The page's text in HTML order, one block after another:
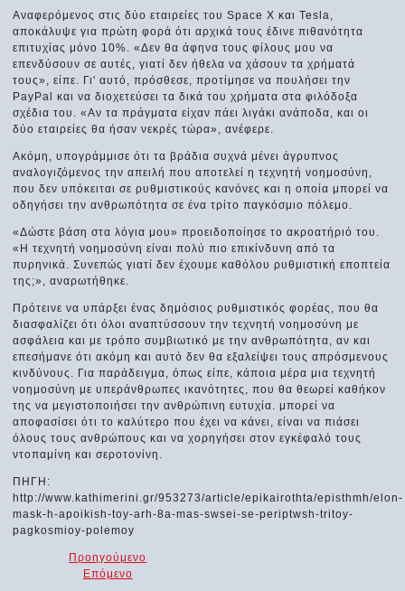
Αναφερόμενος στις δύο εταιρείες του Space X και Tesla,
αποκάλυψε για πρώτη φορά ότι αρχικά τους έδινε πιθανότητα
επιτυχίας μόνο 10%. «Δεν θα άφηνα τους φίλους μου να
επενδύσουν σε αυτές, γιατί δεν ήθελα να χάσουν τα χρήματά
τους», είπε. Γι' αυτό, πρόσθεσε, προτίμησε να πουλήσει την
PayPal και να διοχετεύσει τα δικά του χρήματα στα φιλόδοξα
σχέδια του. «Αν τα πράγματα είχαν πάει λιγάκι ανάποδα, και οι
δύο εταιρείες θα ήσαν νεκρές τώρα», ανέφερε.
Ακόμη, υπογράμμισε ότι τα βράδια συχνά μένει άγρυπνος
αναλογιζόμενος την απειλή που αποτελεί η τεχνητή νοημοσύνη,
που δεν υπόκειται σε ρυθμιστικούς κανόνες και η οποία μπορεί να
οδηγήσει την ανθρωπότητα σε ένα τρίτο παγκόσμιο πόλεμο.
«Δώστε βάση στα λόγια μου» προειδοποίησε το ακροατήριό του.
«Η τεχνητή νοημοσύνη είναι πολύ πιο επικίνδυνη από τα
πυρηνικά. Συνεπώς γιατί δεν έχουμε καθόλου ρυθμιστική εποπτεία
της;», αναρωτήθηκε.
Πρότεινε να υπάρξει ένας δημόσιος ρυθμιστικός φορέας, που θα
διασφαλίζει ότι όλοι αναπτύσσουν την τεχνητή νοημοσύνη με
ασφάλεια και με τρόπο συμβιωτικό με την ανθρωπότητα, αν και
επεσήμανε ότι ακόμη και αυτό δεν θα εξαλείψει τους απρόσμενους
κινδύνους. Για παράδειγμα, όπως είπε, κάποια μέρα μια τεχνητή
νοημοσύνη με υπεράνθρωπες ικανότητες, που θα θεωρεί καθήκον
της να μεγιστοποιήσει την ανθρώπινη ευτυχία. μπορεί να
αποφασίσει ότι το καλύτερο που έχει να κάνει, είναι να πιάσει
όλους τους ανθρώπους και να χορηγήσει στον εγκέφαλό τους
ντοπαμίνη και σεροτονίνη.
ΠΗΓΗ:
http://www.kathimerini.gr/953273/article/epikairothta/episthmh/elon-
mask-h-apoikish-toy-arh-8a-mas-swsei-se-periptwsh-tritoy-
pagkosmioy-polemoy
Προηγούμενο
Επόμενο